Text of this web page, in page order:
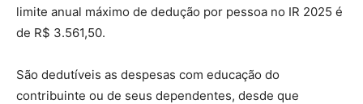
limite anual máximo de dedução por pessoa no IR 2025 é
de R$ 3.561,50.
São dedutíveis as despesas com educação do
contribuinte ou de seus dependentes, desde que